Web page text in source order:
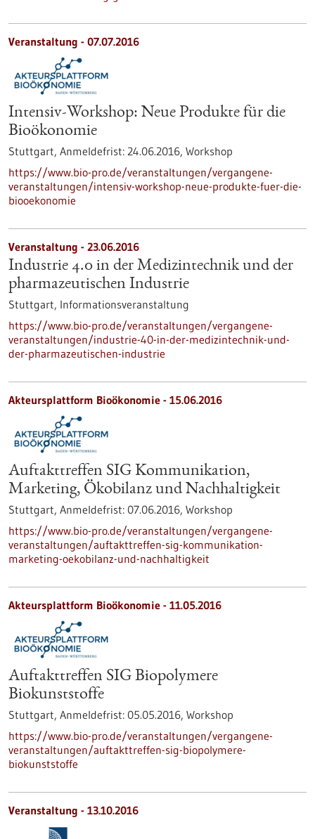
Veranstaltung - 07.07.2016
Intensiv-Workshop: Neue Produkte für die
Bioökonomie
Stuttgart, Anmeldefrist: 24.06.2016, Workshop
https://www.bio-pro.de/veranstaltungen/vergangene-
veranstaltungen/intensiv-workshop-neue-produkte-fuer-die-
biooekonomie
Veranstaltung - 23.06.2016
Industrie 4.0 in der Medizintechnik und der
pharmazeutischen Industrie
Stuttgart, Informationsveranstaltung
https://www.bio-pro.de/veranstaltungen/vergangene-
veranstaltungen/industrie-40-in-der-medizintechnik-und-
der-pharmazeutischen-industrie
Akteursplattform Bioökonomie - 15.06.2016
Auftakttreffen SIG Kommunikation,
Marketing, Ökobilanz und Nachhaltigkeit
Stuttgart, Anmeldefrist: 07.06.2016, Workshop
https://www.bio-pro.de/veranstaltungen/vergangene-
veranstaltungen/auftakttreffen-sig-kommunikation-
marketing-oekobilanz-und-nachhaltigkeit
Akteursplattform Bioökonomie - 11.05.2016
Auftakttreffen SIG Biopolymere
Biokunststoffe
Stuttgart, Anmeldefrist: 05.05.2016, Workshop
https://www.bio-pro.de/veranstaltungen/vergangene-
veranstaltungen/auftakttreffen-sig-biopolymere-
biokunststoffe
Veranstaltung - 13.10.2016